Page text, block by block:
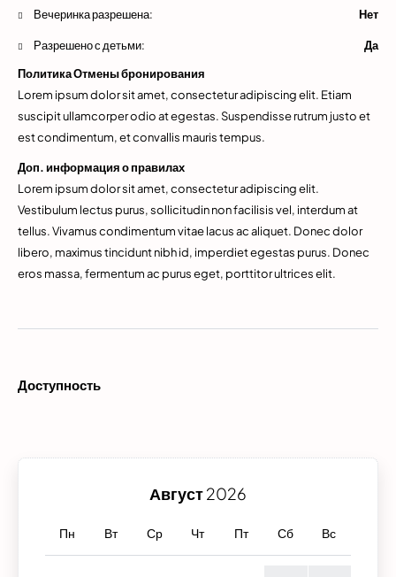
Вечеринка разрешена: Нет
Разрешено с детьми:
Да
Политика Отмены бронирования
Lorem ipsum dolor sit amet, consectetur adipiscing elit. Etiam
suscipit ullamcorper odio at egestas. Suspendisse rutrum justo et
est condimentum, et convallis mauris tempus.
Доп. информация о правилах
Lorem ipsum dolor sit amet, consectetur adipiscing elit.
Vestibulum lectus purus, sollicitudin non facilisis vel, interdum at
tellus. Vivamus condimentum vitae lacus ac aliquet. Donec dolor
libero, maximus tincidunt nibh id, imperdiet egestas purus. Donec
eros massa, fermentum ac purus eget, porttitor ultrices elit.
Доступность
Август2026
Пн Вт Ср Чт Пт Сб Вс